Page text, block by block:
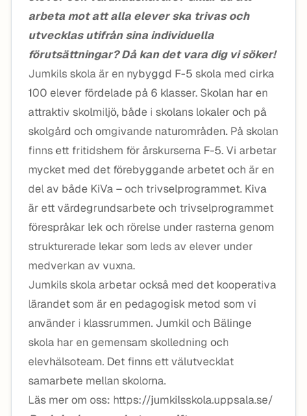
arbeta mot att alla elever ska trivas och
utvecklas utifrån sina individuella
förutsättningar? Då kan det vara dig vi söker!
Jumkils skola är en nybyggd F-5 skola med cirka
100 elever fördelade på 6 klasser. Skolan har en
attraktiv skolmiljö, både i skolans lokaler och på
skolgård och omgivande naturområden. På skolan
finns ett fritidshem för årskurserna F-5. Vi arbetar
mycket med det förebyggande arbetet och är en
del av både KiVa – och trivselprogrammet. Kiva
är ett värdegrundsarbete och trivselprogrammet
förespråkar lek och rörelse under rasterna genom
strukturerade lekar som leds av elever under
medverkan av vuxna.
Jumkils skola arbetar också med det kooperativa
lärandet som är en pedagogisk metod som vi
använder i klassrummen. Jumkil och Bälinge
skola har en gemensam skolledning och
elevhälsoteam. Det finns ett välutvecklat
samarbete mellan skolorna.
Läs mer om oss: https://jumkilsskola.uppsala.se/